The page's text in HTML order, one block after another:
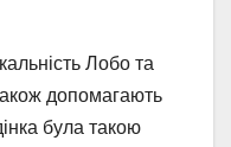
Лобо та
допомагають
була такою